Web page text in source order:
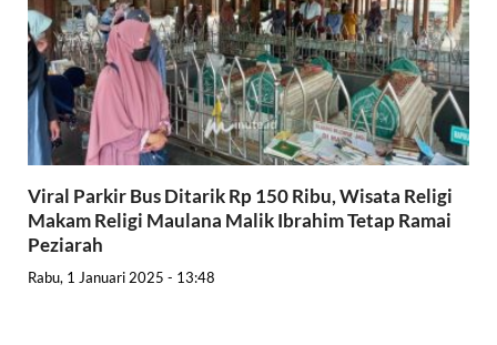
Viral Parkir Bus Ditarik Rp 150 Ribu, Wisata Religi
Makam Religi Maulana Malik Ibrahim Tetap Ramai
Peziarah
Rabu, 1 Januari 2025 - 13:48